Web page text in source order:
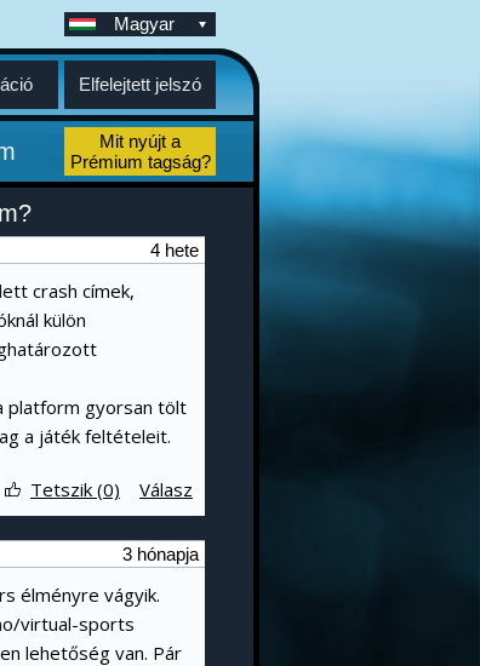
Magyar
Elfelejtett jelszó
Mit nyújt a
Prémium tagság?
4 hete
crash címek,
külön
platform gyorsan tölt
a játék feltételeit.
Válasz
Tetszik (0)
3 hónapja
élményre vágyik.
virtual-sports
lehetőség van. Pár